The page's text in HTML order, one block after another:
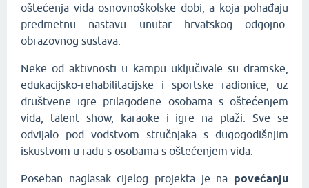
oštećenja vida osnovnoškolske dobi, a koja pohađaju
predmetnu nastavu unutar hrvatskog odgojno-
obrazovnog sustava.
Neke od aktivnosti u kampu uključivale su dramske,
edukacijsko-rehabilitacijske i sportske radionice, uz
društvene igre prilagođene osobama s oštećenjem
vida, talent show, karaoke i igre na plaži. Sve se
odvijalo pod vodstvom stručnjaka s dugogodišnjim
iskustvom u radu s osobama s oštećenjem vida.
Poseban naglasak cijelog projekta je na povećanju